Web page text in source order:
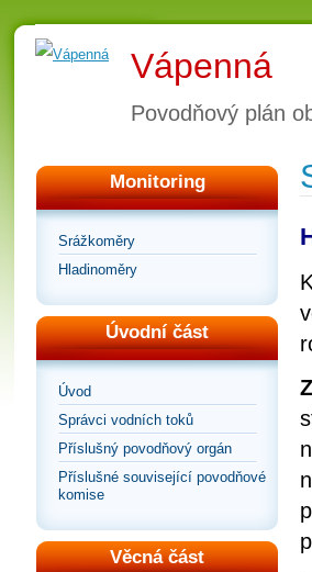
Vápenná
Povodňový plán
Monitoring
Srážkoměry
Hladinoměry
Úvodní část
Úvod
Správci vodních toků
Příslušný povodňový orgán
Příslušné související povodňové
komise
Věcná část